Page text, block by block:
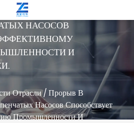
НАСОСОВ
И
Отрасли/Прорыв В
Насосов Способствует
Промышленности И